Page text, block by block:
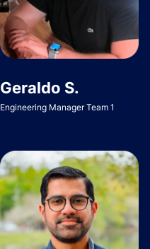
Geraldo S.
Engineering Manager Team 1